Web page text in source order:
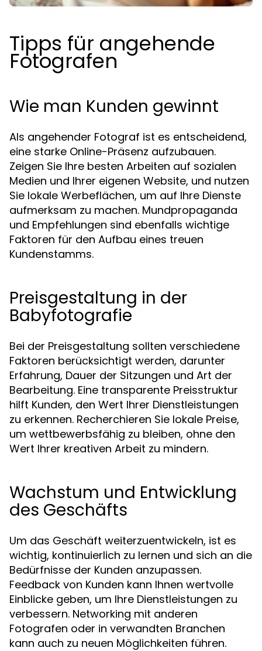
Tipps für angehende
Fotografen
Wie man Kunden gewinnt
Als angehender Fotograf ist es entscheidend,
eine starke Online-Präsenz aufzubauen.
Zeigen Sie Ihre besten Arbeiten auf sozialen
Medien und Ihrer eigenen Website, und nutzen
Sie lokale Werbeflächen, um auf Ihre Dienste
aufmerksam zu machen. Mundpropaganda
und Empfehlungen sind ebenfalls wichtige
Faktoren für den Aufbau eines treuen
Kundenstamms.
Preisgestaltung in der
Babyfotografie
Bei der Preisgestaltung sollten verschiedene
Faktoren berücksichtigt werden, darunter
Erfahrung, Dauer der Sitzungen und Art der
Bearbeitung. Eine transparente Preisstruktur
hilft Kunden, den Wert Ihrer Dienstleistungen
zu erkennen. Recherchieren Sie lokale Preise,
um wettbewerbsfähig zu bleiben, ohne den
Wert Ihrer kreativen Arbeit zu mindern.
Wachstum und Entwicklung
des Geschäfts
Um das Geschäft weiterzuentwickeln, ist es
wichtig, kontinuierlich zu lernen und sich an die
Bedürfnisse der Kunden anzupassen.
Feedback von Kunden kann Ihnen wertvolle
Einblicke geben, um Ihre Dienstleistungen zu
verbessern. Networking mit anderen
Fotografen oder in verwandten Branchen
kann auch zu neuen Möglichkeiten führen.